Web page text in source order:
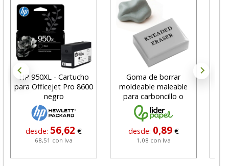
HP 950XL - Cartucho
para Officejet Pro 8600
negro
desde: 56,62 €
68,51 con Iva
Goma de borrar
moldeable maleable
para carboncillo o
grafito
desde: 0,89 €
1,08 con Iva